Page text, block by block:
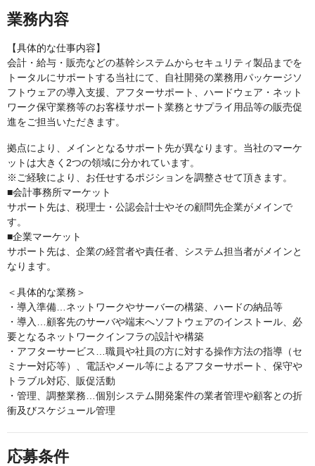
業務内容
【具体的な仕事内容】
会計・給与・販売などの基幹システムからセキュリティ製品までを
トータルにサポートする当社にて、自社開発の業務用パッケージソ
フトウェアの導入支援、アフターサポート、ハードウェア・ネット
ワーク保守業務等のお客様サポート業務とサプライ用品等の販売促
進をご担当いただきます。
拠点により、メインとなるサポート先が異なります。当社のマーケ
ットは大きく2つの領域に分かれています。
※ご経験により、お任せするポジションを調整させて頂きます。
■会計事務所マーケット
サポート先は、税理士・公認会計士やその顧問先企業がメインで
す。
■企業マーケット
サポート先は、企業の経営者や責任者、システム担当者がメインと
なります。
＜具体的な業務＞
・導入準備…ネットワークやサーバーの構築、ハードの納品等
・導入…顧客先のサーバや端末へソフトウェアのインストール、必
要となるネットワークインフラの設計や構築
・アフターサービス…職員や社員の方に対する操作方法の指導（セ
ミナー対応等）、電話やメール等によるアフターサポート、保守や
トラブル対応、販促活動
・管理、調整業務…個別システム開発案件の業者管理や顧客との折
衝及びスケジュール管理
応募条件